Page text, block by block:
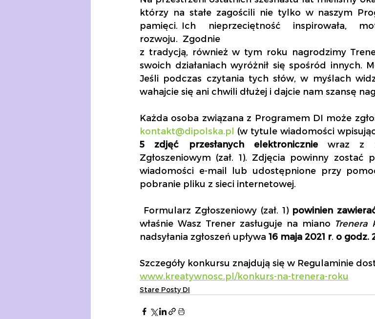
którzy na stałe zagościli nie tylko w naszym
pamięci. Ich   nieprzeciętność   inspirowała,
rozwoju.  Zgodnie
z tradycją, również w tym roku nagrodzimy
swoich działaniach wyróżnił się spośród innych.
Jeśli podczas czytania tych słów, w myślach
wahajcie się ani chwili dłużej i dajcie nam szansę
kontakt@dipolska.pl
5 zdjęć przesłanych elektronicznie wraz z
Zgłoszeniowym (zał. 1). Zdjęcia powinny zostać
wiadomości e-mail lub udostępnione przy
pobranie pliku z sieci internetowej.
Formularz Zgłoszeniowy (zał. 1) powinien
właśnie Wasz Trener zasługuje na miano Trenera
nadsyłania zgłoszeń upływa 16 maja 2021 r. o godz.
Szczegóły konkursu znajdują się w Regulaminie
www.kreatywnosc.pl/konkurs-na-trenera-roku
Stare Posty DI